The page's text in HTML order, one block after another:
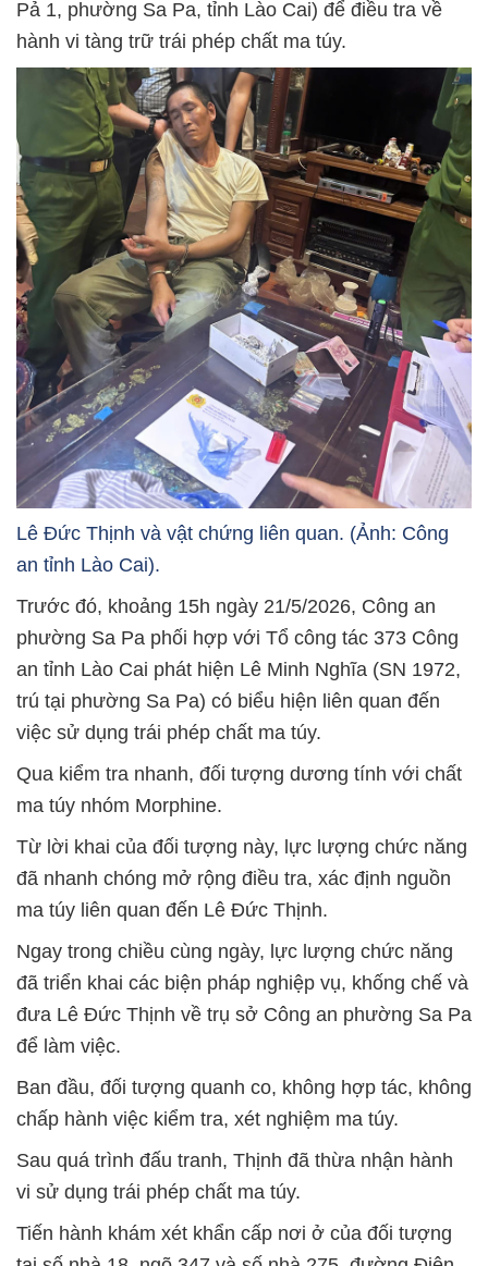
Pả 1, phường Sa Pa, tỉnh Lào Cai) để điều tra về
hành vi tàng trữ trái phép chất ma túy.
Lê Đức Thịnh và vật chứng liên quan. (Ảnh: Công
an tỉnh Lào Cai).
Trước đó, khoảng 15h ngày 21/5/2026, Công an
phường Sa Pa phối hợp với Tổ công tác 373 Công
an tỉnh Lào Cai phát hiện Lê Minh Nghĩa (SN 1972,
trú tại phường Sa Pa) có biểu hiện liên quan đến
việc sử dụng trái phép chất ma túy.
Qua kiểm tra nhanh, đối tượng dương tính với chất
ma túy nhóm Morphine.
Từ lời khai của đối tượng này, lực lượng chức năng
đã nhanh chóng mở rộng điều tra, xác định nguồn
ma túy liên quan đến Lê Đức Thịnh.
Ngay trong chiều cùng ngày, lực lượng chức năng
đã triển khai các biện pháp nghiệp vụ, khống chế và
đưa Lê Đức Thịnh về trụ sở Công an phường Sa Pa
để làm việc.
Ban đầu, đối tượng quanh co, không hợp tác, không
chấp hành việc kiểm tra, xét nghiệm ma túy.
Sau quá trình đấu tranh, Thịnh đã thừa nhận hành
vi sử dụng trái phép chất ma túy.
Tiến hành khám xét khẩn cấp nơi ở của đối tượng